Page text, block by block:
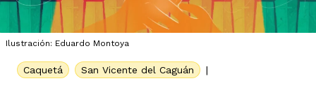
Ilustración: Eduardo Montoya
Caquetá San Vicente del Caguán |
del Caguán
del Cesar